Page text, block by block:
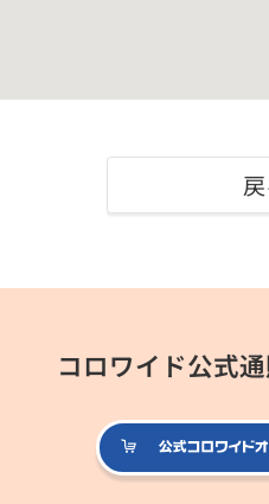
コロワイド公式